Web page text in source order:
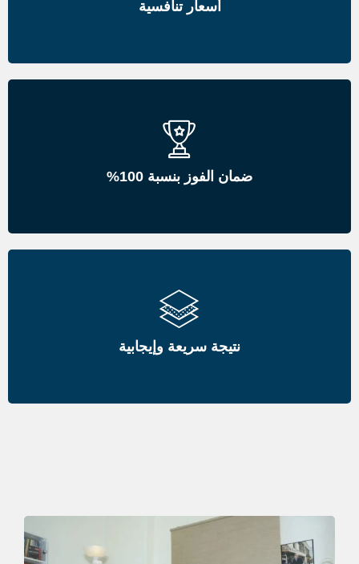
أسعار تنافسية
ضمان الفوز بنسبة 100%
نتيجة سريعة وإيجابية